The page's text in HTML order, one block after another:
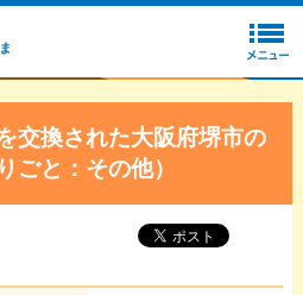
交換された大阪府堺市の
ごと：その他）